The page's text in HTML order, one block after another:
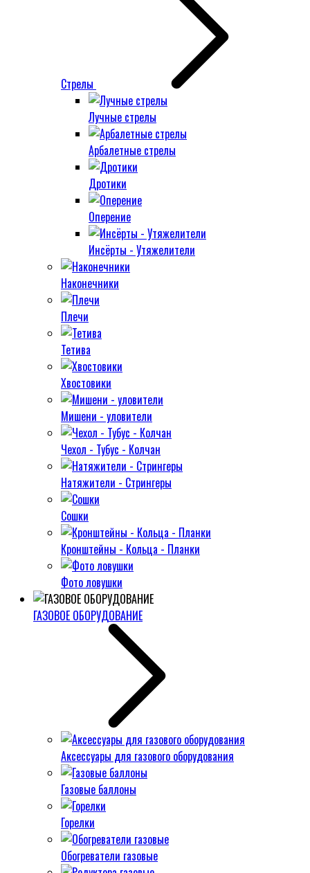
Стрелы
Лучные стрелы
Арбалетные стрелы
Дротики
Оперение
Инсёрты - Утяжелители
Наконечники
Плечи
Тетива
Хвостовики
Мишени - уловители
Чехол - Тубус - Колчан
Натяжители - Стрингеры
Сошки
Кронштейны - Кольца - Планки
Фото ловушки
ГАЗОВОЕ ОБОРУДОВАНИЕ
Аксессуары для газового оборудования
Газовые баллоны
Горелки
Обогреватели газовые